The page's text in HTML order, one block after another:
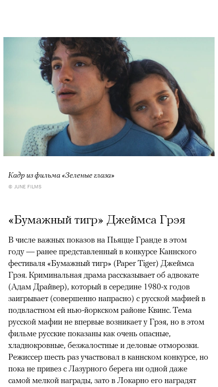
Кадр из фильма «Зеленые глаза»
© JUNE FILMS
«Бумажный тигр» Джеймса Грэя
В числе важных показов на Пьяцце Гранде в этом
году — ранее представленный в конкурсе Каннского
фестиваля «Бумажный тигр» (Paper Tiger) Джеймса
Грэя. Криминальная драма рассказывает об адвокате
(Адам Драйвер), который в середине 1980-х годов
заигрывает (совершенно напрасно) с русской мафией в
подвластном ей нью-йоркском районе Квинс. Тема
русской мафии не впервые возникает у Грэя, но в этом
фильме русские показаны как очень опасные,
хладнокровные, безжалостные и деловые отморозки.
Режиссер шесть раз участвовал в каннском конкурсе, но
пока не привез с Лазурного берега ни одной даже
самой мелкой награды, зато в Локарно его наградят